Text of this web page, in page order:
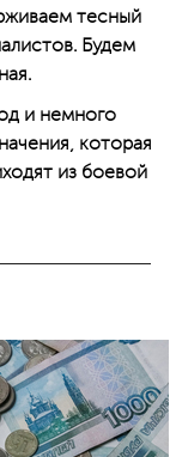
тесный
Будем
и немного
которая
из боевой